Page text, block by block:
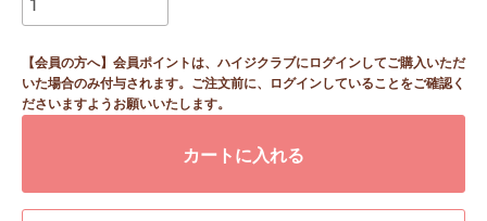
【会員の方へ】会員ポイントは、ハイジクラブにログインしてご購入いただ
いた場合のみ付与されます。ご注文前に、ログインしていることをご確認く
ださいますようお願いいたします。
カートに入れる